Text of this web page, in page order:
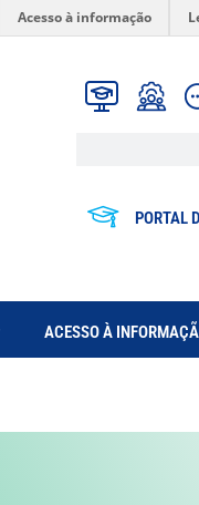
Acesso à informação
PORTAL
ACESSO À